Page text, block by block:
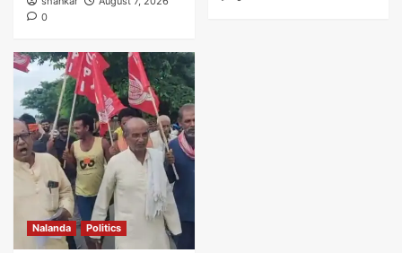
0
Nalanda Politics